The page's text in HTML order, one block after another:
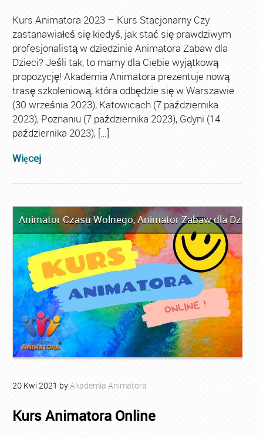
Kurs Animatora 2023 – Kurs Stacjonarny Czy
zastanawiałeś się kiedyś, jak stać się prawdziwym
profesjonalistą w dziedzinie Animatora Zabaw dla
Dzieci? Jeśli tak, to mamy dla Ciebie wyjątkową
propozycję! Akademia Animatora prezentuje nową
trasę szkoleniową, która odbędzie się w Warszawie
(30 września 2023), Katowicach (7 października
2023), Poznaniu (7 października 2023), Gdyni (14
października 2023), […]
Więcej
Animator Czasu Wolnego,Animator Zabaw dla Dzieci
20 Kwi 2021 byAkademia Animatora
Kurs Animatora Online